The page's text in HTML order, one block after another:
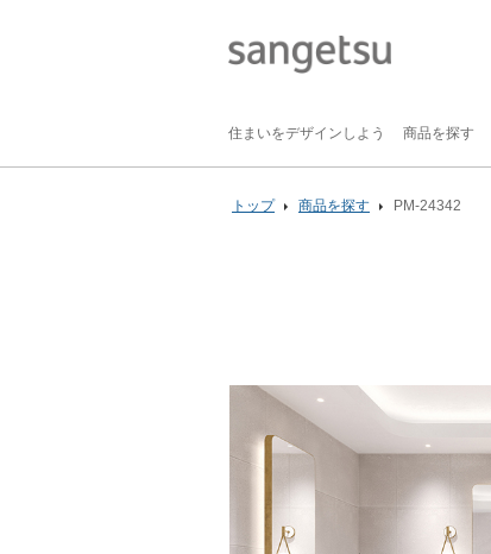
住まいをデザインしよう 商品を探す
トップ 商品を探す PM-24342